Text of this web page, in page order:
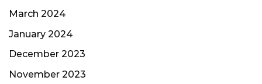
March 2024
January 2024
December 2023
November 2023